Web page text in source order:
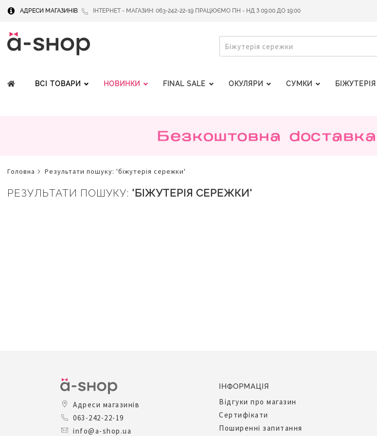
АДРЕСИ МАГАЗИНІВ ІНТЕРНЕТ - МАГАЗИН: 063-242-22-19 ПРАЦЮЄМО ПН - НД З 09:00 ДО 19:00
ПОШУК
ВСІ ТОВАРИ НОВИНКИ FINAL SALE ОКУЛЯРИ СУМКИ БІЖУТЕРІЯ
головна результати пошуку: 'біжутерія сережки'
РЕЗУЛЬТАТИ ПОШУКУ: 'БІЖУТЕРІЯ СЕРЕЖКИ'
Адреси магазинів
063-242-22-19
info@a-shop.ua
ІНФОРМАЦІЯ
Відгуки про магазин
Сертифікати
Поширенні запитання